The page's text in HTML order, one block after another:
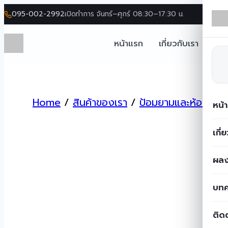
095-002-2992เปิดทำการ จันทร์–ศุกร์ 08:30–17:30 น.
หน้าแรก เกี่ยวกับเรา โ
หน้
เกี่
ผล
บท
ติด
contentHome / สินค้าของเรา / ป้อมยามและห้องน้ำ /